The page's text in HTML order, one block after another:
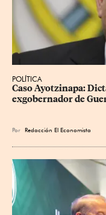
POLÍTICA
Caso Ayotzinapa:
exgobernador de
Por Redacción El Economista